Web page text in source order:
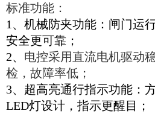
标准功能：
1、机械防夹功能：闸门运
安全更可靠；
2、 电控采用直流电机驱动
检，故障率低；
3、超高亮通行指示功能：
LED灯设计，指示更醒目；